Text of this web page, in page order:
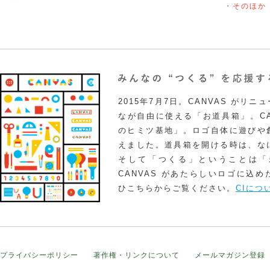
・そのほか
2015年7月7日。CANVAS がリニュ
なが自由に使える「お道具箱」。
のヒミツ基地」。ロゴ自体に遊び
えました。道具箱を開ける時は、
そして「つくる」ということは
CANVAS があたらしいロゴに込め
ひこちらからご覧ください。 CIにつ
プライバシーポリシー 著作権・リンクについて メールマガジン登録